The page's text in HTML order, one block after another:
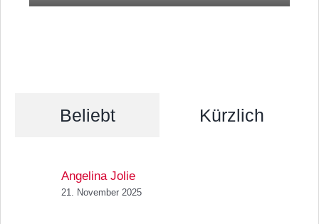
Beliebt Kürzlich
Angelina Jolie
21. November 2025